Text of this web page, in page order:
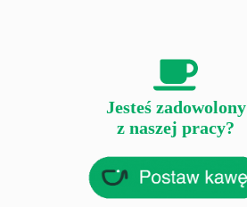
Jesteś zadowolony
z naszej pracy?